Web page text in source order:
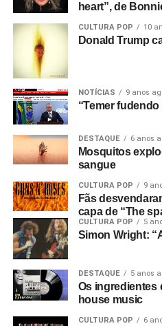
Data: 6/11, sexta-feira
Local: MultiArena
Endereço: Avenida Dr.
2156, Jardim Conceição,
Ingressoaqui
Artista convidada: Aléxia
Hoobastank em São Paulo/
Data: 7/11, sábado
Local: Terra SP
Endereço: Avenida Salim
Grande, São Paulo/SP
Artistas convidados: Aléxia +
Ingressoaqui.
Hoobastank em Nova
Cidade: Nova Iguaçu/RJ
Evento: Rock Festival
Local e endereço: ainda não
heart”, de
CULTURA POP 10
Donald Trump
NOTÍCIAS 9 anos
“Temer
DESTAQUE 6 anos
Mosquitos
sangue
CULTURA POP 9
Fãs
capa de “The
CULTURA POP 5
Simon Wright:
DESTAQUE 5 anos
Os ingredientes
house music
CULTURA POP 6